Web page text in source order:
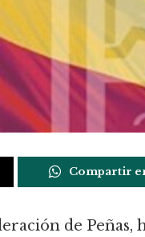
Compartir
de Peñas,